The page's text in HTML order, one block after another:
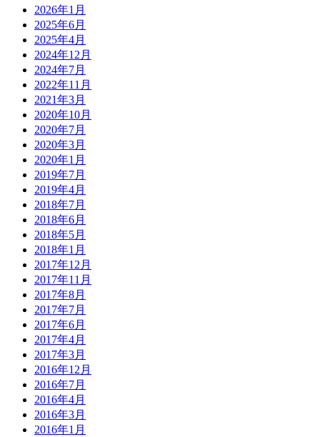
2026年1月
2025年6月
2025年4月
2024年12月
2024年7月
2022年11月
2021年3月
2020年10月
2020年7月
2020年3月
2020年1月
2019年7月
2019年4月
2018年7月
2018年6月
2018年5月
2018年1月
2017年12月
2017年11月
2017年8月
2017年7月
2017年6月
2017年4月
2017年3月
2016年12月
2016年7月
2016年4月
2016年3月
2016年1月